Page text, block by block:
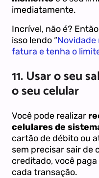
imediatamente.
Incrível, não é?
isso lendo “Novidade
fatura e tenha o
11. Usar o seu
o seu celular
Você pode realizar
celulares de
cartão de débito ou
sem precisar sair de
creditado, você paga
cada transação.